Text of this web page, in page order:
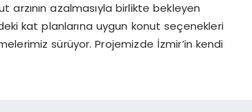
arzının azalmasıyla birlikte bekleyen
kat planlarına uygun konut seçenekleri
sürüyor. Projemizde İzmir’in kendi